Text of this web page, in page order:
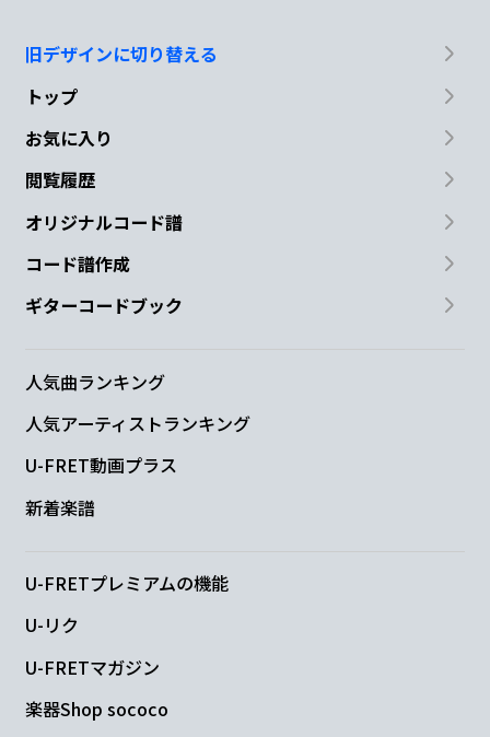
旧デザインに切り替える
トップ
お気に入り
閲覧履歴
オリジナルコード譜
コード譜作成
ギターコードブック
人気曲ランキング
人気アーティストランキング
U-FRET動画プラス
新着楽譜
U-FRETプレミアムの機能
U-リク
U-FRETマガジン
楽器Shop sococo